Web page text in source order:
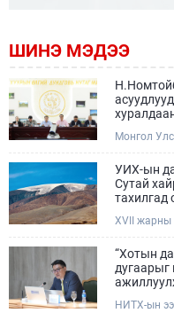
ШИНЭ МЭДЭЭ
Монгол
сайдын 10
комиссын
Өмнөговь
зөрчил
УИХ-ын
Сутай
тахилгад
XVII жарны
өдөр /
төрийн
“Хотын
НИТХ-ын